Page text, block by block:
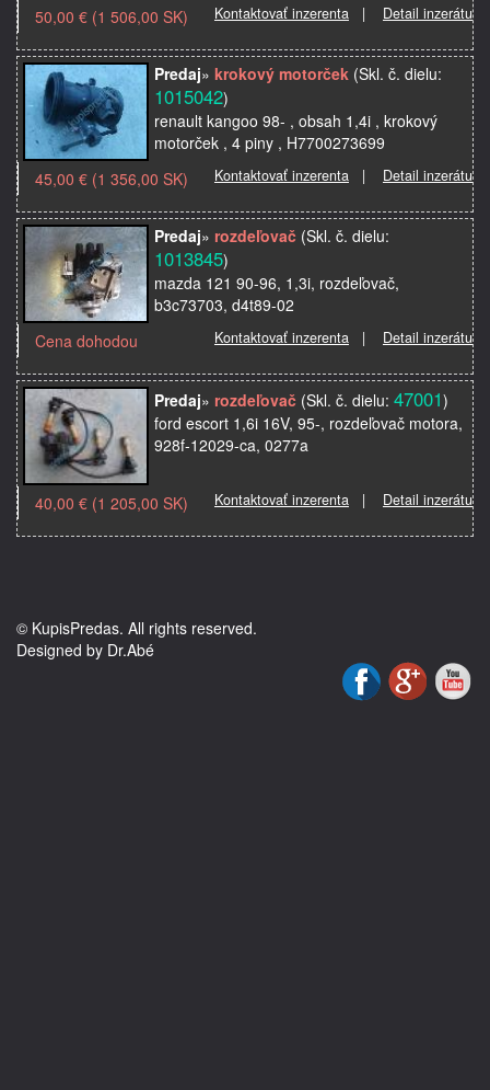
Kontaktovať inzerenta | Detail inzerátu
50,00 € (1 506,00 SK)
Predaj» krokový motorček (Skl. č. dielu:
1015042)
renault kangoo 98- , obsah 1,4i , krokový
motorček , 4 piny , H7700273699
Kontaktovať inzerenta | Detail inzerátu
45,00 € (1 356,00 SK)
Predaj» rozdeľovač (Skl. č. dielu:
1013845)
mazda 121 90-96, 1,3i, rozdeľovač,
b3c73703, d4t89-02
Kontaktovať inzerenta | Detail inzerátu
Cena dohodou
Predaj» rozdeľovač (Skl. č. dielu: 47001)
ford escort 1,6i 16V, 95-, rozdeľovač motora,
928f-12029-ca, 0277a
Kontaktovať inzerenta | Detail inzerátu
40,00 € (1 205,00 SK)
© KupisPredas. All rights reserved.
Designed by Dr.Abé